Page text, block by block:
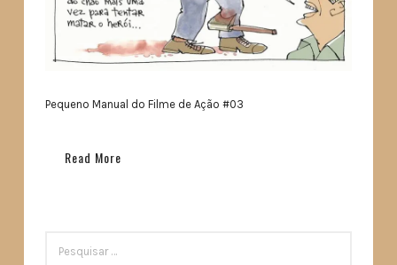
Pequeno Manual do Filme de Ação #03
Read More
POR: